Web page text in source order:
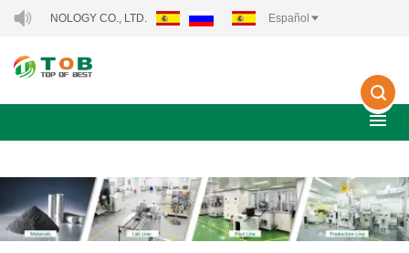
CO., LTD.. Español